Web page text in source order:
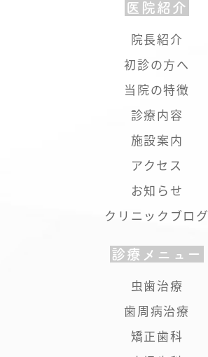
医院紹介
院長紹介
初診の方へ
当院の特徴
診療内容
施設案内
アクセス
お知らせ
クリニックブログ
診療メニュー
虫歯治療
歯周病治療
矯正歯科